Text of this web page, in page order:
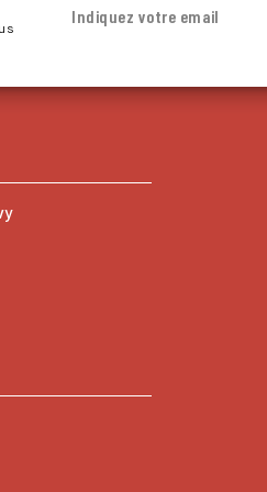
Indiquez votre email